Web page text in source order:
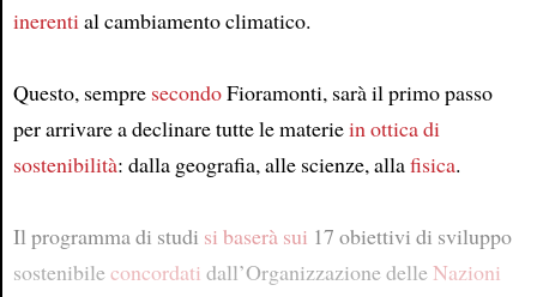
inerential cambiamento climatico.
Questo, sempre secondoFioramonti, sarà il primo passo
per arrivare a declinare tutte le materiein ottica di
sostenibilità: dalla geografia, alle scienze, allafisica.
Il programma di studi si baserà sui 17 obiettivi di sviluppo
sostenibileconcordati dall’Organizzazione delleNazioni